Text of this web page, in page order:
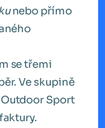
nebo přímo
se třemi
Ve skupině
Sport